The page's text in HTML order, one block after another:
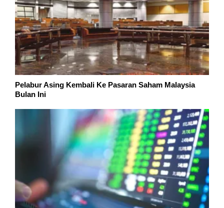
Pelabur Asing Kembali Ke Pasaran Saham Malaysia
Bulan Ini